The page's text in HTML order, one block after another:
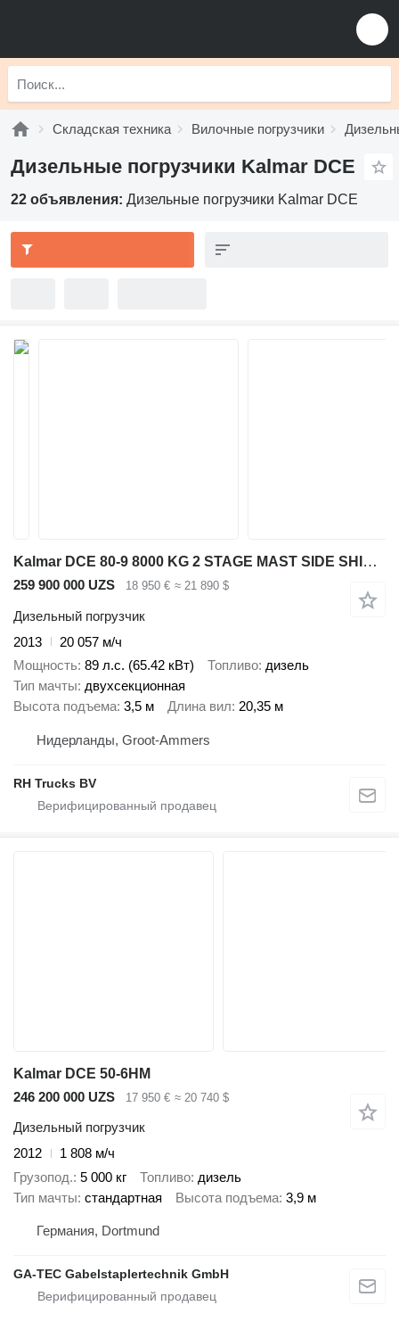
Складская техника Вилочные погрузчики
Дизельные погрузчики Kalmar DCE
22 объявления: Дизельные погрузчики Kalmar DCE
Kalmar DCE 80-9 8000 KG 2 STAGE MAST SIDE SHIFT DIESEL
259 900 000 UZS 18 950 € ≈ 21 890 $
Дизельный погрузчик
2013
20 057 м/ч
Мощность 89 л.с. (65.42 кВт) Топливо дизель
Тип мачты двухсекционная
Высота подъема 3,5 м Длина вил 20,35 м
Нидерланды, Groot-Ammers
RH Trucks BV
Kalmar DCE 50-6HM
246 200 000 UZS
17 950 € ≈ 20 740 $
Дизельный погрузчик
2012
1 808 м/ч
Грузопод. 5 000 кг Топливо дизель
Тип мачты стандартная Высота подъема 3,9 м
Германия, Dortmund
GA-TEC Gabelstaplertechnik GmbH